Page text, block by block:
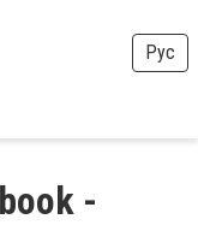
Рус
-